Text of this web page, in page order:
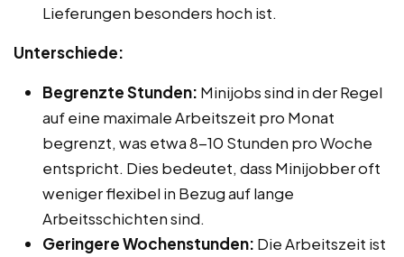
Lieferungen besonders hoch ist.
Unterschiede:
Begrenzte Stunden: Minijobs sind in der Regel
auf eine maximale Arbeitszeit pro Monat
begrenzt, was etwa 8-10 Stunden pro Woche
entspricht. Dies bedeutet, dass Minijobber oft
weniger flexibel in Bezug auf lange
Arbeitsschichten sind.
Geringere Wochenstunden: Die Arbeitszeit ist